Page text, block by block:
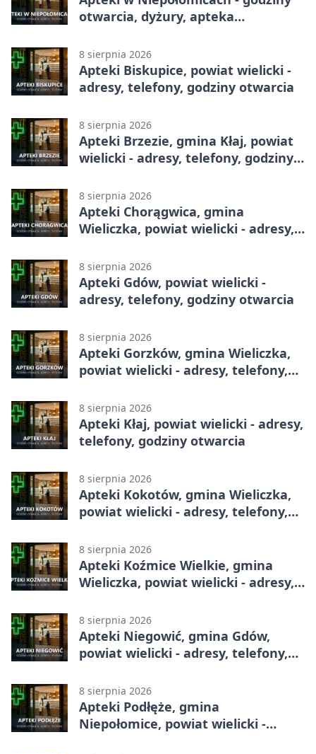
otwarcia, dyżury, apteka
8 sierpnia 2026
Apteki Biskupice, powiat wielicki -
adresy, telefony, godziny otwarcia
8 sierpnia 2026
Apteki Brzezie, gmina Kłaj, powiat
wielicki - adresy, telefony, godziny
8 sierpnia 2026
Apteki Chorągwica, gmina
Wieliczka, powiat wielicki - adresy,
8 sierpnia 2026
Apteki Gdów, powiat wielicki -
adresy, telefony, godziny otwarcia
8 sierpnia 2026
Apteki Gorzków, gmina Wieliczka,
powiat wielicki - adresy, telefony,
8 sierpnia 2026
Apteki Kłaj, powiat wielicki - adresy,
telefony, godziny otwarcia
8 sierpnia 2026
Apteki Kokotów, gmina Wieliczka,
powiat wielicki - adresy, telefony,
8 sierpnia 2026
Apteki Koźmice Wielkie, gmina
Wieliczka, powiat wielicki - adresy,
8 sierpnia 2026
Apteki Niegowić, gmina Gdów,
powiat wielicki - adresy, telefony,
8 sierpnia 2026
Apteki Podłęże, gmina
Niepołomice, powiat wielicki -